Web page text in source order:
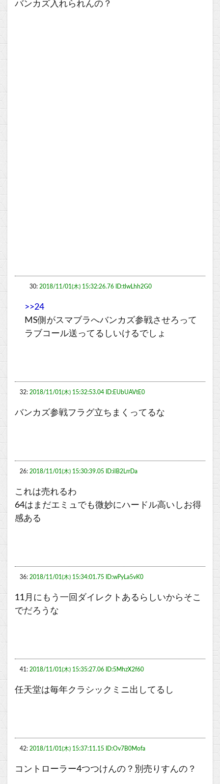
バンカズ入れられんの？
30: 2018/11/01(木) 15:32:26.76 ID:tlwLhh2G0
>>24
MS側がスマブラへバンカズ参戦させろって
ラブコール送ってるしいけるでしょ
32: 2018/11/01(木) 15:32:53.04 ID:EUbUAVtE0
バンカズ参戦フラグ立ちまくってるな
26: 2018/11/01(木) 15:30:39.05 ID:ilB2LrrDa
これは売れるわ
64はまだエミュでも微妙にハードル高いしお得
感ある
36: 2018/11/01(木) 15:34:01.75 ID:wPyLa5vK0
11月にもう一回ダイレクトあるらしいからそこ
でだろうな
41: 2018/11/01(木) 15:35:27.06 ID:5MhzX2f60
任天堂は毎年クラシックミニ出してるし
42: 2018/11/01(木) 15:37:11.15 ID:Ov7B0Mofa
コントローラー4つつけんの？別売りすんの？